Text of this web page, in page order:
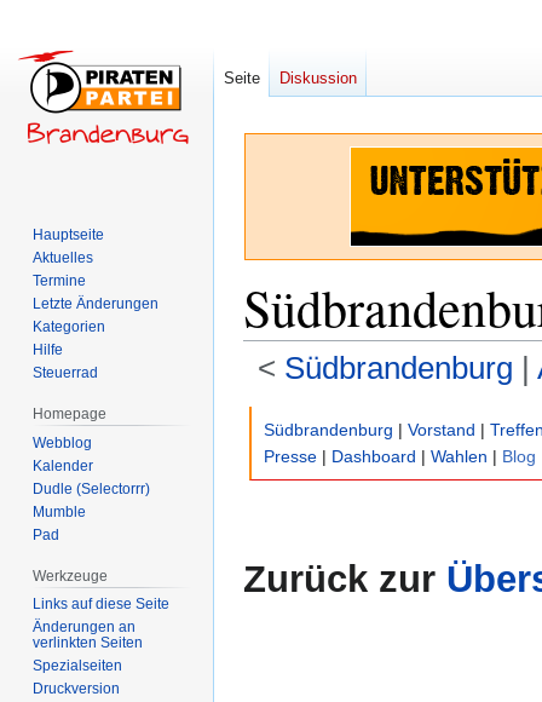
< Südbrandenburg ‎ |
Südbrandenburg | Vorstand |
Presse | Dashboard | Wahlen | Blog
Zurück zur
Seite Diskussion
Hauptseite
Aktuelles
Termine
Letzte Änderungen
Kategorien
Hilfe
Steuerrad
Homepage
Webblog
Kalender
Dudle (Selectorrr)
Mumble
Pad
Werkzeuge
Links auf diese Seite
Änderungen an
verlinkten Seiten
Spezialseiten
Druckversion